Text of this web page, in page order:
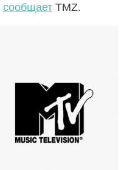
сообщает TMZ.